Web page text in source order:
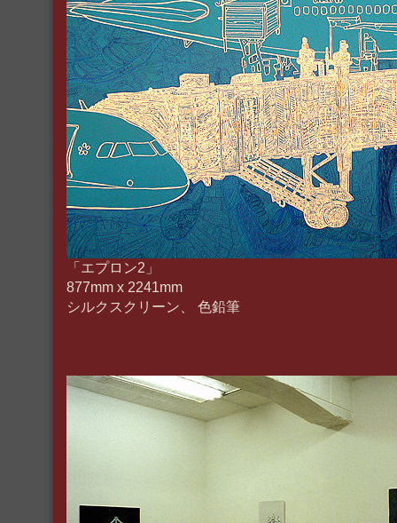
「エプロン2」
877mm x 2241mm
シルクスクリーン、 色鉛筆